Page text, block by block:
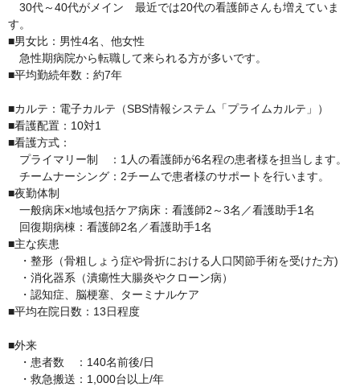
30代～40代がメイン　最近では20代の看護師さんも増えていま
す。
■男女比：男性4名、他女性
急性期病院から転職して来られる方が多いです。
■平均勤続年数：約7年
■カルテ：電子カルテ（SBS情報システム「プライムカルテ」）
■看護配置：10対1
■看護方式：
プライマリー制　：1人の看護師が6名程の患者様を担当します。
チームナーシング：2チームで患者様のサポートを行います。
■夜勤体制
一般病床×地域包括ケア病床：看護師2～3名／看護助手1名
回復期病棟：看護師2名／看護助手1名
■主な疾患
・整形（骨粗しょう症や骨折における人口関節手術を受けた方)
・消化器系（潰瘍性大腸炎やクローン病）
・認知症、脳梗塞、ターミナルケア
■平均在院日数：13日程度
■外来
・患者数　：140名前後/日
・救急搬送：1,000台以上/年